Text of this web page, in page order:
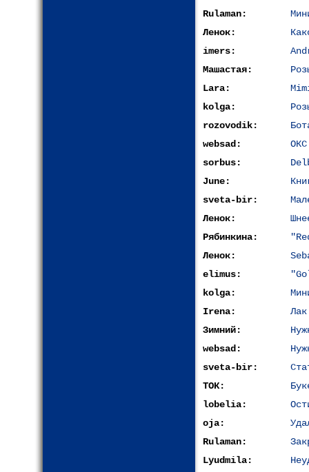
Rulaman:
Ленок:
imers:
Машастая:
Lara:
kolga:
rozovodik:
websad:
sorbus:
June:
sveta-bir:
Ленок:
Рябинкина:
Ленок:
elimus:
kolga:
Irena:
Зимний:
websad:
sveta-bir:
ТОК:
lobelia:
oja:
Rulaman:
Lyudmila: